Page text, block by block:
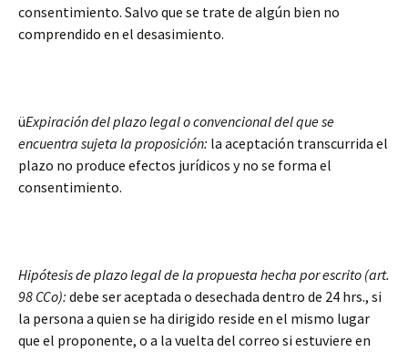
consentimiento. Salvo que se trate de algún bien no
comprendido en el desasimiento.
üExpiración del plazo legal o convencional del que se
encuentra sujeta la proposición: la aceptación transcurrida el
plazo no produce efectos jurídicos y no se forma el
consentimiento.
Hipótesis de plazo legal de la propuesta hecha por escrito (art.
98 CCo): debe ser aceptada o desechada dentro de 24 hrs., si
la persona a quien se ha dirigido reside en el mismo lugar
que el proponente, o a la vuelta del correo si estuviere en